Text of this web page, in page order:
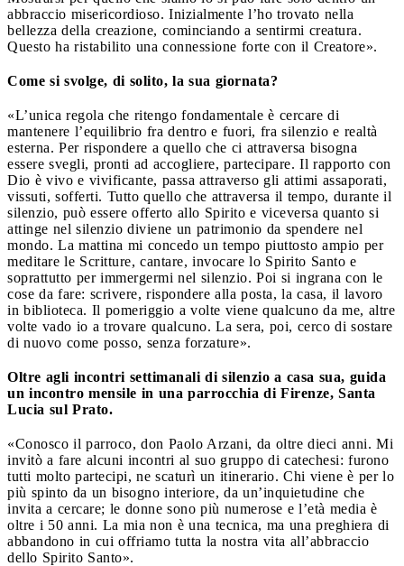
abbraccio misericordioso. Inizialmente l’ho trovato nella
bellezza della creazione, cominciando a sentirmi creatura.
Questo ha ristabilito una connessione forte con il Creatore».
Come si svolge, di solito, la sua giornata?
«L’unica regola che ritengo fondamentale è cercare di
mantenere l’equilibrio fra dentro e fuori, fra silenzio e realtà
esterna. Per rispondere a quello che ci attraversa bisogna
essere svegli, pronti ad accogliere, partecipare. Il rapporto con
Dio è vivo e vivificante, passa attraverso gli attimi assaporati,
vissuti, sofferti. Tutto quello che attraversa il tempo, durante il
silenzio, può essere offerto allo Spirito e viceversa quanto si
attinge nel silenzio diviene un patrimonio da spendere nel
mondo. La mattina mi concedo un tempo piuttosto ampio per
meditare le Scritture, cantare, invocare lo Spirito Santo e
soprattutto per immergermi nel silenzio. Poi si ingrana con le
cose da fare: scrivere, rispondere alla posta, la casa, il lavoro
in biblioteca. Il pomeriggio a volte viene qualcuno da me, altre
volte vado io a trovare qualcuno. La sera, poi, cerco di sostare
di nuovo come posso, senza forzature».
Oltre agli incontri settimanali di silenzio a casa sua, guida
un incontro mensile in una parrocchia di Firenze, Santa
Lucia sul Prato.
«Conosco il parroco, don Paolo Arzani, da oltre dieci anni. Mi
invitò a fare alcuni incontri al suo gruppo di catechesi: furono
tutti molto partecipi, ne scaturì un itinerario. Chi viene è per lo
più spinto da un bisogno interiore, da un’inquietudine che
invita a cercare; le donne sono più numerose e l’età media è
oltre i 50 anni. La mia non è una tecnica, ma una preghiera di
abbandono in cui offriamo tutta la nostra vita all’abbraccio
dello Spirito Santo».